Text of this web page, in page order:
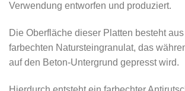
Verwendung entworfen und produziert.
Die Oberfläche dieser Platten besteht
farbechten Natursteingranulat, das
auf den Beton-Untergrund gepresst wird.